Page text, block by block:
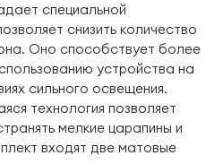
специальной
снизить количество
Оно способствует более
устройства на
сильного освещения.
технология позволяет
мелкие царапины и
входят две матовые